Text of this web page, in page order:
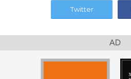
Twitter
AD